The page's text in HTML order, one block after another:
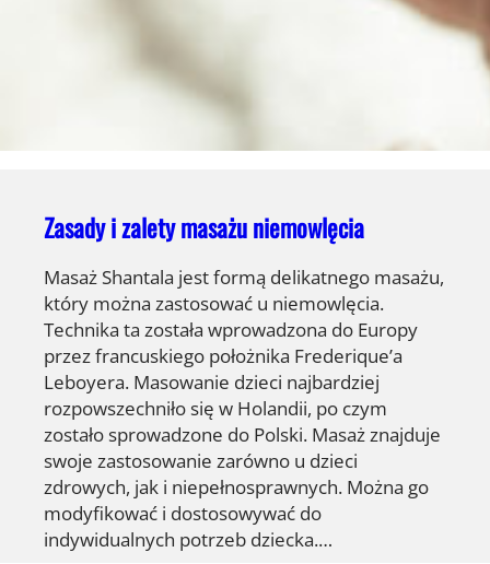
Zasady i zalety masażu niemowlęcia
Masaż Shantala jest formą delikatnego masażu,
który można zastosować u niemowlęcia.
Technika ta została wprowadzona do Europy
przez francuskiego położnika Frederique’a
Leboyera. Masowanie dzieci najbardziej
rozpowszechniło się w Holandii, po czym
zostało sprowadzone do Polski. Masaż znajduje
swoje zastosowanie zarówno u dzieci
zdrowych, jak i niepełnosprawnych. Można go
modyfikować i dostosowywać do
indywidualnych potrzeb dziecka.…